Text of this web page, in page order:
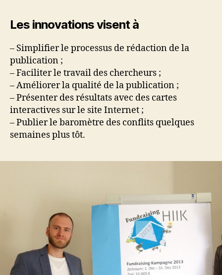
Les innovations visent à
– Simplifier le processus de rédaction de la
publication ;
– Faciliter le travail des chercheurs ;
– Améliorer la qualité de la publication ;
– Présenter des résultats avec des cartes
interactives sur le site Internet ;
– Publier le baromètre des conflits quelques
semaines plus tôt.